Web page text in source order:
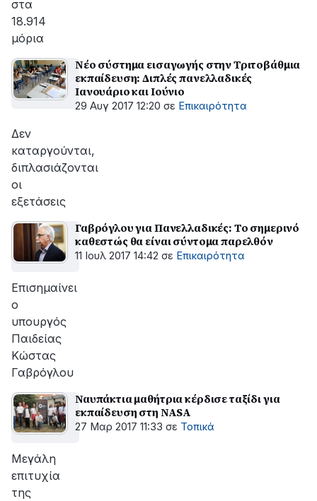
στα
18.914
μόρια
Νέο σύστημα εισαγωγής στην Τριτοβάθμια
εκπαίδευση: Διπλές πανελλαδικές
Ιανουάριο και Ιούνιο
29 Αυγ 2017 12:20 σε Επικαιρότητα
Δεν
καταργούνται,
διπλασιάζονται
οι
εξετάσεις
Γαβρόγλου για Πανελλαδικές: Το σημερινό
καθεστώς θα είναι σύντομα παρελθόν
11 Ιουλ 2017 14:42 σε Επικαιρότητα
Eπισημαίνει
ο
υπουργός
Παιδείας
Κώστας
Γαβρόγλου
Ναυπάκτια μαθήτρια κέρδισε ταξίδι για
εκπαίδευση στη NASA
27 Μαρ 2017 11:33 σε Τοπικά
Μεγάλη
επιτυχία
της